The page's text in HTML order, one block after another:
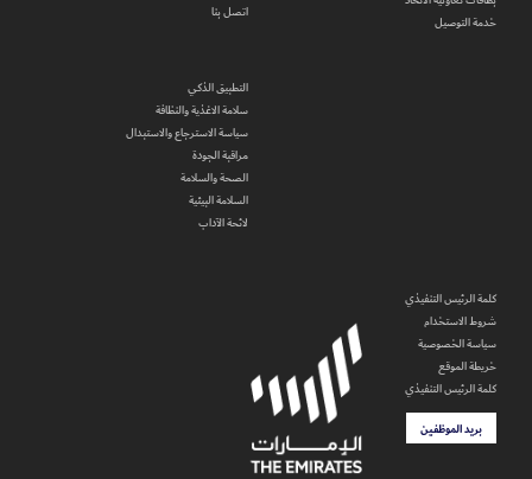
خدمة التوصيل
اتصل بنا
التطبيق الذكي
سلامة الاغذية والنظافة
سياسة الاسترجاع والاستبدال
مراقبة الجودة
الصحة والسلامة
السلامة البيئية
لائحة الآداب
كلمة الرئيس التنفيذي
شروط الاستخدام
سياسة الخصوصية
خريطة الموقع
كلمة الرئيس التنفيذي
بريد الموظفين